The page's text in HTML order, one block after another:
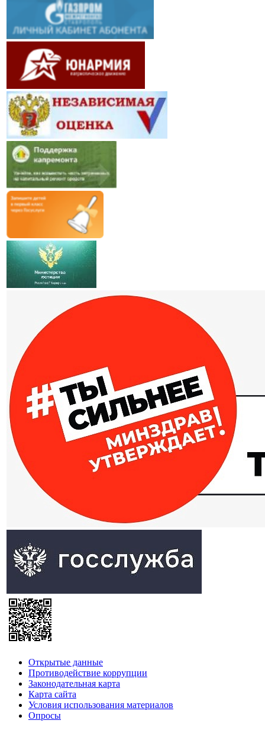
Открытые данные
Противодействие коррупции
Законодательная карта
Карта сайта
Условия использования материалов
Опросы